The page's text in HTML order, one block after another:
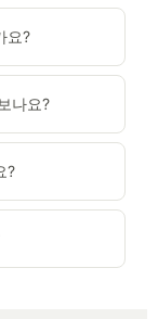
요?
나요?
?